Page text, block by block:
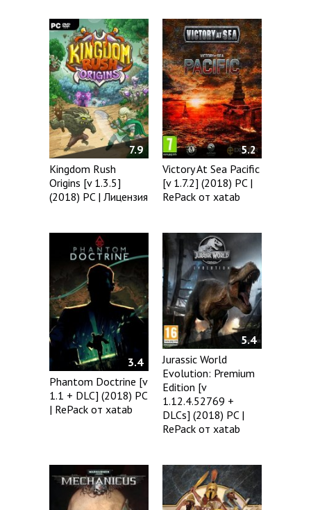
7.9
Kingdom Rush
Origins [v 1.3.5]
(2018) PC | Лицензия
5.2
Victory At Sea Pacific
[v 1.7.2] (2018) PC |
RePack от xatab
3.4
Phantom Doctrine [v
1.1 + DLC] (2018) PC
| RePack от xatab
5.4
Jurassic World
Evolution: Premium
Edition [v
1.12.4.52769 +
DLCs] (2018) PC |
RePack от xatab